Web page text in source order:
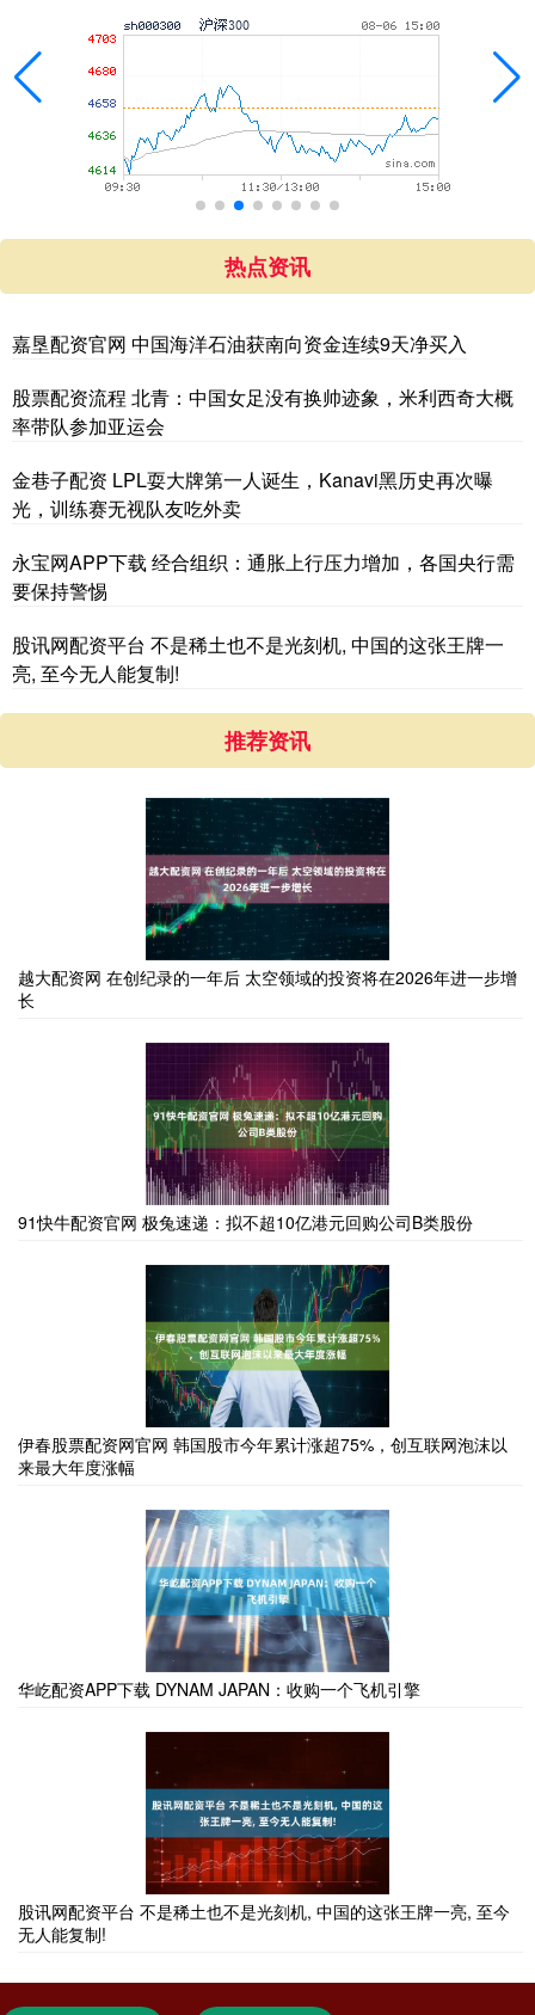
热点资讯
嘉垦配资官网 中国海洋石油获南向资金连续9天净买入
股票配资流程 北青：中国女足没有换帅迹象，米利西奇大概
率带队参加亚运会
金巷子配资 LPL耍大牌第一人诞生，Kanavi黑历史再次曝
光，训练赛无视队友吃外卖
永宝网APP下载 经合组织：通胀上行压力增加，各国央行需
要保持警惕
股讯网配资平台 不是稀土也不是光刻机, 中国的这张王牌一
亮, 至今无人能复制!
推荐资讯
越大配资网 在创纪录的一年后 太空领域的投资将在2026年进一步增
长
91快牛配资官网 极兔速递：拟不超10亿港元回购公司B类股份
伊春股票配资网官网 韩国股市今年累计涨超75%，创互联网泡沫以
来最大年度涨幅
华屹配资APP下载 DYNAM JAPAN：收购一个飞机引擎
股讯网配资平台 不是稀土也不是光刻机, 中国的这张王牌一亮, 至今
无人能复制!